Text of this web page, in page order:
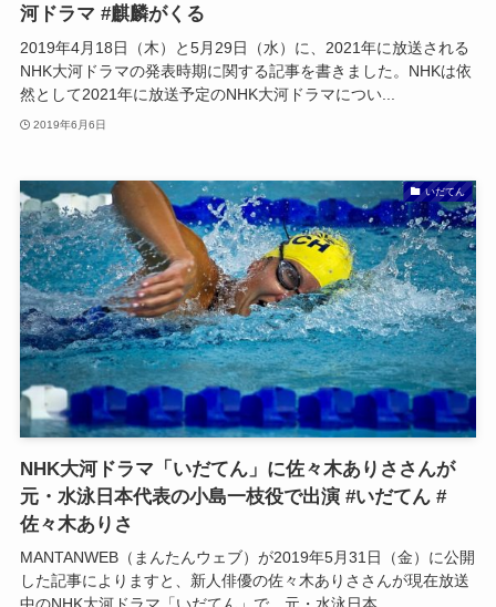
河ドラマ #麒麟がくる
2019年4月18日（木）と5月29日（水）に、2021年に放送される
NHK大河ドラマの発表時期に関する記事を書きました。NHKは依
然として2021年に放送予定のNHK大河ドラマについ...
2019年6月6日
いだてん
NHK大河ドラマ「いだてん」に佐々木ありささんが
元・水泳日本代表の小島一枝役で出演 #いだてん #
佐々木ありさ
MANTANWEB（まんたんウェブ）が2019年5月31日（金）に公開
した記事によりますと、新人俳優の佐々木ありささんが現在放送